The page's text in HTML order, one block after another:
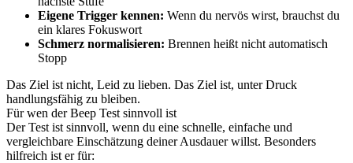
Eigene Trigger kennen: Wenn du nervös wirst, brauchst du
ein klares Fokuswort
Schmerz normalisieren: Brennen heißt nicht automatisch
Stopp
Das Ziel ist nicht, Leid zu lieben. Das Ziel ist, unter Druck
handlungsfähig zu bleiben.
Für wen der Beep Test sinnvoll ist
Der Test ist sinnvoll, wenn du eine schnelle, einfache und
vergleichbare Einschätzung deiner Ausdauer willst. Besonders
hilfreich ist er für: